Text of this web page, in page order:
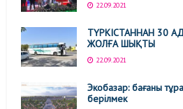
22.09.2021
ТҮРКІСТАННАН 30
ЖОЛҒА ШЫҚТЫ
22.09.2021
Экобазар: бағаны
берілмек